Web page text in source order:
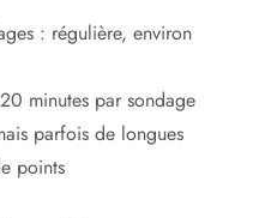
: régulière, environ
minutes par sondage
parfois de longues
points